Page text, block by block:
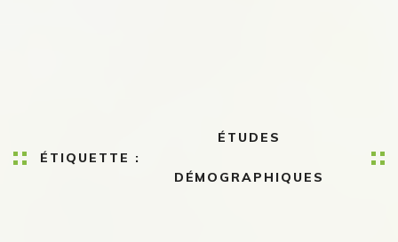
ÉTIQUETTE :
ÉTUDES
DÉMOGRAPHIQUES